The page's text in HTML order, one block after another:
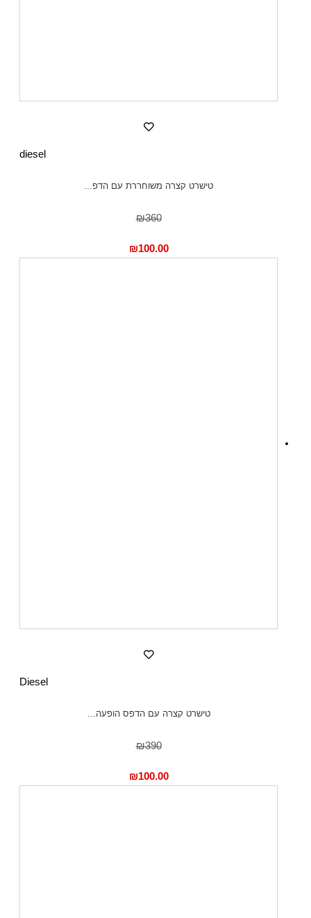
diesel
טישרט קצרה משוחררת עם הדפ...
₪360
₪100.00
Diesel
טישרט קצרה עם הדפס הופעה...
₪390
₪100.00